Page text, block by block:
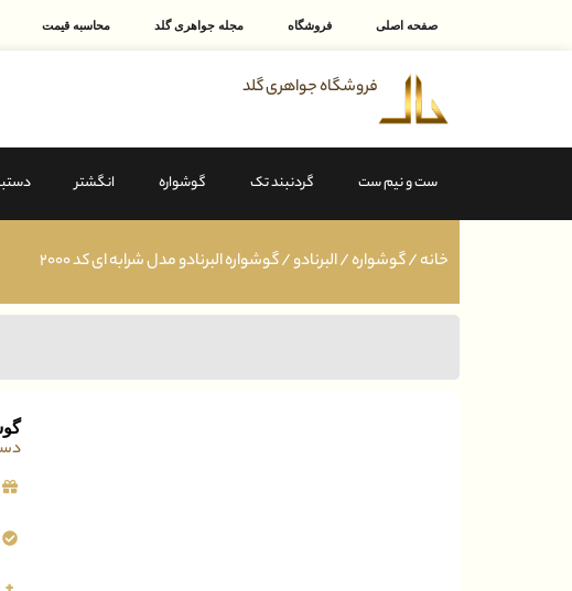
صفحه اصلی فروشگاه مجله جواهری گلد محاسبه قیمت
فروشگاه جواهری گلد
ست و نیم ست گردنبند تک گوشواره انگشتر
خانه/گوشواره/البرنادو/ گوشواره البرنادو مدل شرابه ای کد ۲۰۰۰